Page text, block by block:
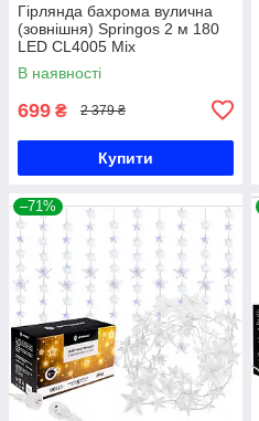
Гірлянда бахрома вулична
(зовнішня) Springos 2 м 180
LED CL4005 Mix
В наявності
699 ₴ 2 379 ₴
Купити
–71%